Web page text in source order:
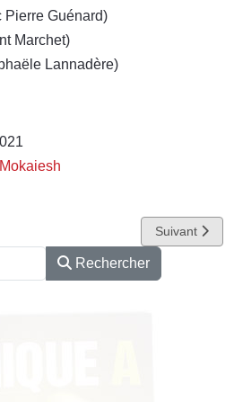
Pierre Guénard)
Marchet)
Lannadère)
Delerm - Comme une histoire / sans
Article
Suivant
Rechercher